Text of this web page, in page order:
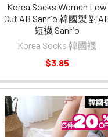
Korea Socks Women Low
Cut AB Sanrio 韓國製 對
短襪 Sanrio
Korea Socks 韓國襪
$3.85
韓國